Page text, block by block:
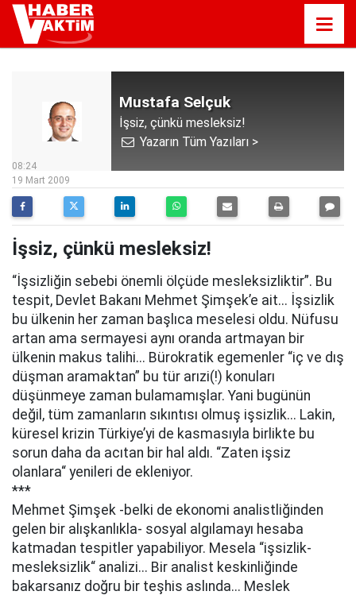
Mustafa Selçuk
İşsiz, çünkü mesleksiz!
Yazarın Tüm Yazıları >
08:24
19 Mart 2009
İşsiz, çünkü mesleksiz!
“İşsizliğin sebebi önemli ölçüde mesleksizliktir”. Bu
tespit, Devlet Bakanı Mehmet Şimşek’e ait... İşsizlik
bu ülkenin her zaman başlıca meselesi oldu. Nüfusu
artan ama sermayesi aynı oranda artmayan bir
ülkenin makus talihi... Bürokratik egemenler “iç ve dış
düşman aramaktan” bu tür arızi(!) konuları
düşünmeye zaman bulamamışlar. Yani bugünün
değil, tüm zamanların sıkıntısı olmuş işsizlik... Lakin,
küresel krizin Türkiye’yi de kasmasıyla birlikte bu
sorun daha da acıtan bir hal aldı. “Zaten işsiz
olanlara“ yenileri de ekleniyor.
***
Mehmet Şimşek -belki de ekonomi analistliğinden
gelen bir alışkanlıkla- sosyal algılamayı hesaba
katmadan tespitler yapabiliyor. Mesela “işsizlik-
mesleksizlik“ analizi... Bir analist keskinliğinde
bakarsanız doğru bir teşhis aslında... Meslek